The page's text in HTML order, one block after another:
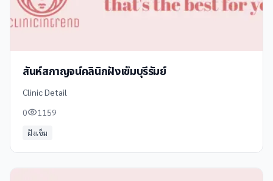
สันห์สกาญจน์คลินิกฝังเข็มบุรีรัมย์
Clinic Detail
0
1159
ฝังเข็ม